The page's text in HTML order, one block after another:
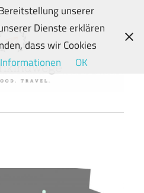
unserer
Dienste erklären
dass wir Cookies
OK